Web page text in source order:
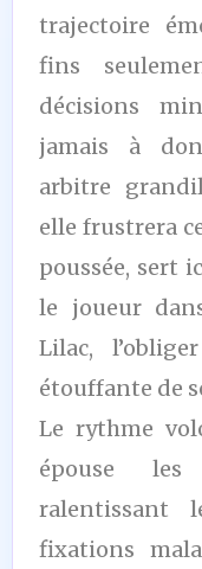
trajectoire
fins
décisions
jamais à
arbitre
elle frustrera
poussée, sert
le joueur
Lilac,
étouffante de
Le rythme
épouse
ralentissant
fixations